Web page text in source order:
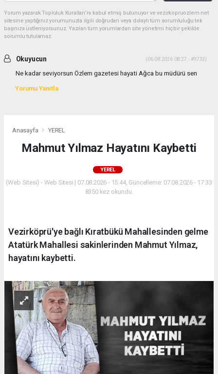
Yorum yazarak Topluluk Kuralları’nı kabul etmiş bulunuyor ve vezirkopruozlem.net
sitesine yaptığınız yorumunuzla ilgili doğrudan veya dolaylı tüm sorumluluğu tek
başınıza üstleniyorsunuz. Yazılan tüm yorumlardan site yönetimi hiçbir şekilde
sorumlu tutulamaz.
Okuyucun (06.08.2026 08:27 - #9733)
Ne kadar seviyorsun Özlem gazetesi hayati Ağca bu müdürü sen
Yorumu Yanıtla
Anasayfa YEREL
Mahmut Yılmaz Hayatını Kaybetti
YEREL
(Web Sitesi) - Web Sitesi | 07.08.2026 - 15:44, Güncelleme: 07.08.2026 - 17:33
8350 kez okundu.
Vezirköprü'ye bağlı Kıratbükü Mahallesinden gelme
Atatürk Mahallesi sakinlerinden Mahmut Yılmaz,
hayatını kaybetti.